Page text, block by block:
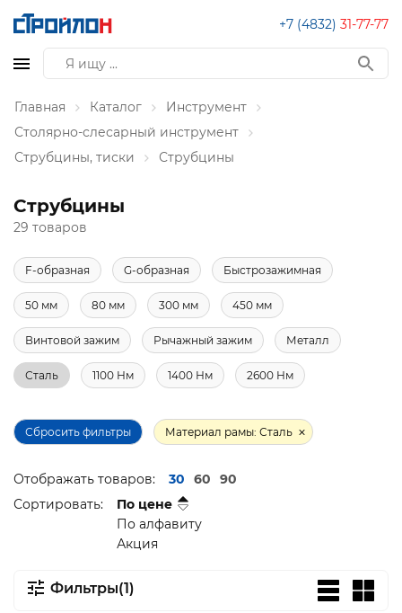
+7 (4832) 31-77-77
Главная Каталог
Инструмент
Столярно-слесарный инструмент
Струбцины, тиски
Струбцины
Струбцины
29 товаров
F-образная G-образная Быстрозажимная
50 мм 80 мм 300 мм 450 мм
Винтовой зажим Рычажный зажим Металл
Сталь 1100 Нм 1400 Нм 2600 Нм
Сбросить фильтры Материал рамы: Сталь
Отображать товаров: 30 60
90
Сортировать:
По цене
По алфавиту
Акция
Фильтры(1)